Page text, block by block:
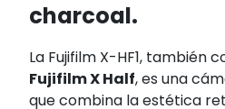
charcoal.
La Fujifilm X-HF1, también
Fujifilm X Half, es una
que combina la estética